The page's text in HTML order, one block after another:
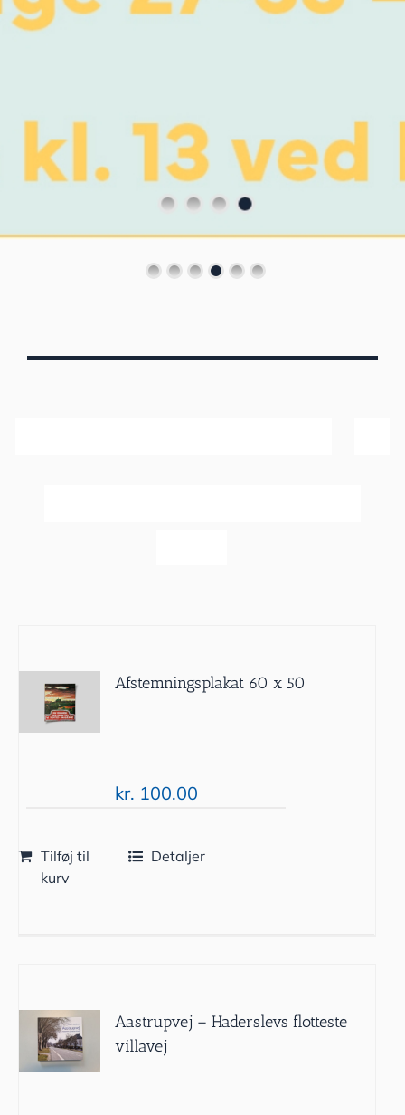
Afstemningsplakat 60 x 50
kr. 100.00
Tilføj til
kurv
Detaljer
Aastrupvej – Haderslevs flotteste
villavej